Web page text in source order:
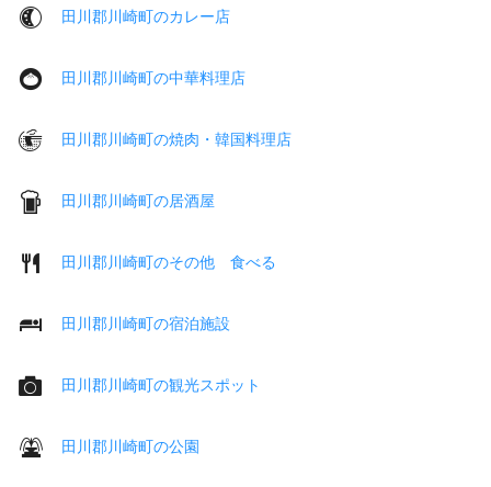
田川郡川崎町のカレー店
田川郡川崎町の中華料理店
田川郡川崎町の焼肉・韓国料理店
田川郡川崎町の居酒屋
田川郡川崎町のその他 食べる
田川郡川崎町の宿泊施設
田川郡川崎町の観光スポット
田川郡川崎町の公園